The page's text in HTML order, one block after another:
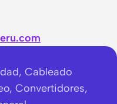
Cableado
Convertidores,